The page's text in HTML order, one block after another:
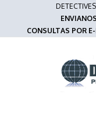
CONSULTAS POR